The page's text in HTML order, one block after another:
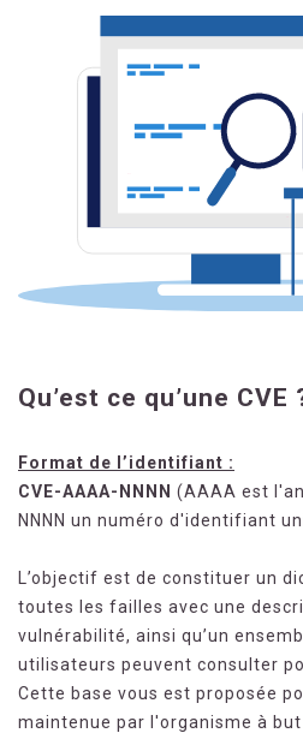
Qu’est ce qu’une CVE
Format de l’identifiant :
CVE-AAAA-NNNN (AAAA est
NNNN un numéro d'identifiant
L’objectif est de constituer un
toutes les failles avec une
vulnérabilité, ainsi qu’un
utilisateurs peuvent consulter
Cette base vous est proposée
maintenue par l'organisme à